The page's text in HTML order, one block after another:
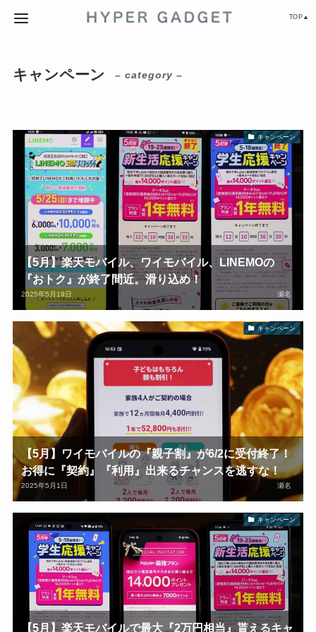
TOP▲
キャンペーン – category –
キャンペーン
【5月】楽天モバイル、ワイモバイル、LINEMOの
『おトク』が終了間近。滑り込め！
2025年5月19日 瀬名
キャンペーン
【5月】ワイモバイルの『親子割』が6/2に受付終了！
お得に『契約』『利用』出来るチャンスを逃すな！
2025年5月1日 瀬名
キャンペーン
【5月】楽天モバイルで最大『2万円相当』貰えるキャ